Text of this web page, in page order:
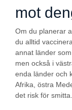
mot
Om du planerar
du alltid
annat länder
men också i
enda länder och
Afrika, östra
det risk för smitta.